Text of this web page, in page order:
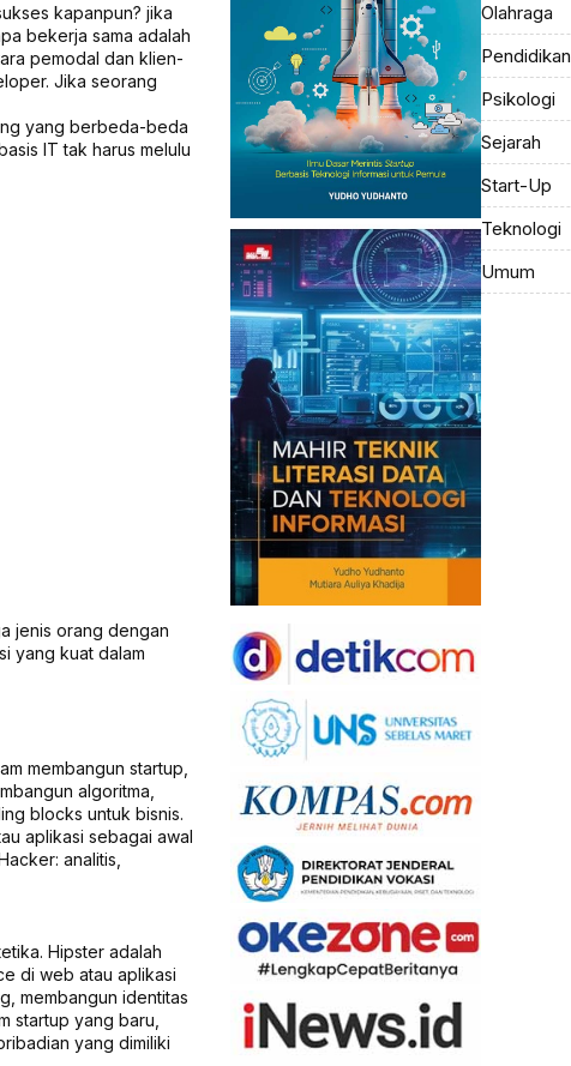
kapanpun? jika
bekerja sama adalah
pemodal dan klien-
Jika seorang
yang berbeda-beda
IT tak harus melulu
jenis orang dengan
yang kuat dalam
membangun startup,
algoritma,
blocks untuk bisnis.
aplikasi sebagai awal
analitis,
Hipster adalah
di web atau aplikasi
membangun identitas
startup yang baru,
yang dimiliki
Olahraga
Pendidikan
Psikologi
Sejarah
Start-Up
Teknologi
Umum